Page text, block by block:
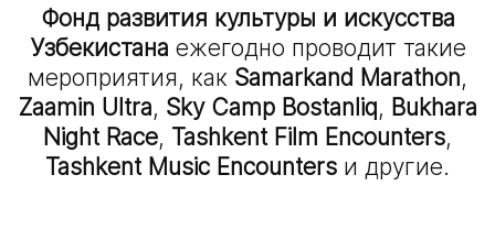
Фонд развития культуры и искусства
Узбекистана ежегодно проводит такие
мероприятия, как Samarkand Marathon,
Zaamin Ultra, Sky Camp Bostanliq, Bukhara
Night Race, Tashkent Film Encounters,
Tashkent Music Encounters и другие.